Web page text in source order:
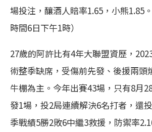
場投注，釀酒人賠率1.65，小熊1.85
時間6日下午1時）
27歲的阿許比有4年大聯盟資歷，
術整季缺席，受傷前先發、後援兩頭
牛棚為主。今年出賽43場，只有8月
發1場，投2局連續解決6名打者，還
季戰績5勝2敗6中繼3救援，防禦率